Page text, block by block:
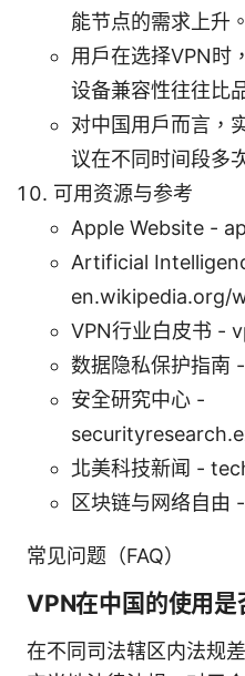
能节点的需求上升。
用户在选择VPN时
设备兼容性往往比
对中国用户而言，
议在不同时间段多
可用资源与参考
Apple Website -
Artificial
en.wikipedia.org/
VPN行业白皮书 -
数据隐私保护指南
安全研究中心 -
北美科技新闻 -
区块链与网络自
常见问题（FAQ）
VPN在中国的使用是
在不同司法辖区内法规